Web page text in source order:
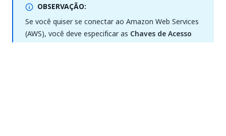
OBSERVAÇÃO:
Se você quiser se conectar ao Amazon Web Services
(AWS), você deve especificar as Chaves de Acesso
(AccessKeyId e SecretAccessKey) ou umIAMRole